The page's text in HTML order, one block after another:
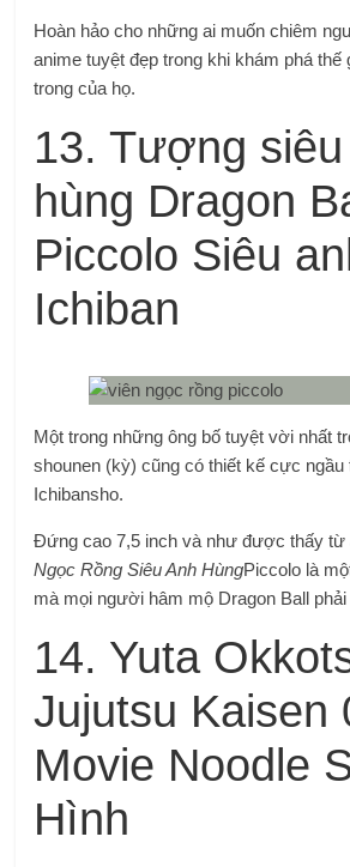
Hoàn hảo cho những ai muốn chiêm
anime tuyệt đẹp trong khi khám phá thế
trong của họ.
13. Tượng
hùng Dragon
Piccolo Siêu
Ichiban
Một trong những ông bố tuyệt vời nhất
shounen (kỳ) cũng có thiết kế cực ngầu
Ichibansho.
Đứng cao 7,5 inch và như được thấy
Ngọc Rồng Siêu Anh HùngPiccolo là
mà mọi người hâm mộ Dragon Ball phải
14. Yuta
Jujutsu Kaisen
Movie Noodle
Hình